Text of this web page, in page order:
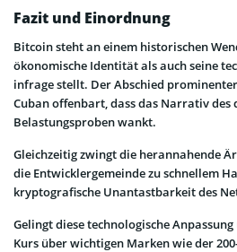
Fazit und Einordnung
Bitcoin steht an einem historischen
ökonomische Identität als auch seine
infrage stellt. Der Abschied
Cuban offenbart, dass das Narrativ des
Belastungsproben wankt.
Gleichzeitig zwingt die herannahende
die Entwicklergemeinde zu schnellem
kryptografische Unantastbarkeit des
Gelingt diese technologische
Kurs über wichtigen Marken wie der